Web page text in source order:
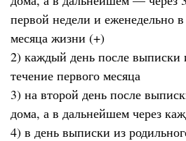
первой недели и еженедельно
месяца жизни (+)
2) каждый день после выписки
течение первого месяца
3) на второй день после
дома, а в дальнейшем через
4) в день выписки из